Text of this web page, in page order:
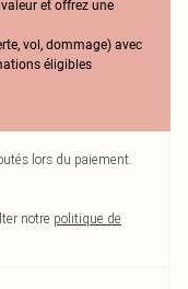
et offrez une
vol, dommage) avec
éligibles
lors du paiement.
notre politique de